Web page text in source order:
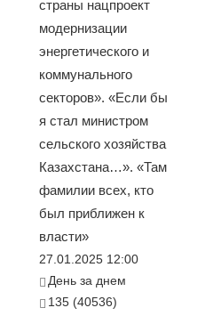
страны нацпроект
модернизации
энергетического и
коммунального
секторов». «Если бы
я стал министром
сельского хозяйства
Казахстана…». «Там
фамилии всех, кто
был приближен к
власти»
27.01.2025 12:00
День за днем
135 (40536)